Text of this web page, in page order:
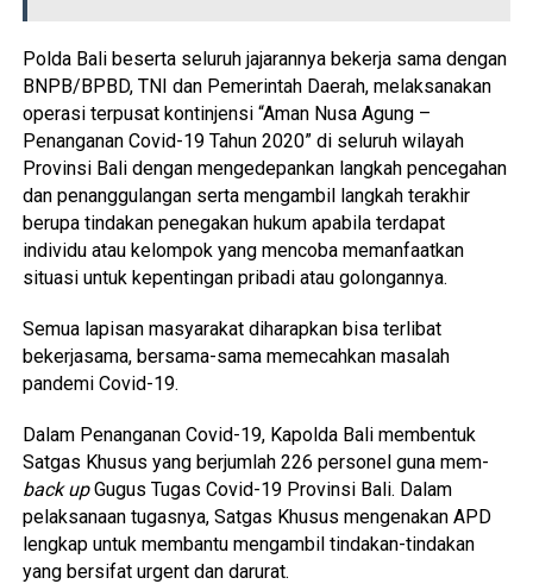
Polda Bali beserta seluruh jajarannya bekerja sama dengan
BNPB/BPBD, TNI dan Pemerintah Daerah, melaksanakan
operasi terpusat kontinjensi “Aman Nusa Agung –
Penanganan Covid-19 Tahun 2020” di seluruh wilayah
Provinsi Bali dengan mengedepankan langkah pencegahan
dan penanggulangan serta mengambil langkah terakhir
berupa tindakan penegakan hukum apabila terdapat
individu atau kelompok yang mencoba memanfaatkan
situasi untuk kepentingan pribadi atau golongannya.
Semua lapisan masyarakat diharapkan bisa terlibat
bekerjasama, bersama-sama memecahkan masalah
pandemi Covid-19.
Dalam Penanganan Covid-19, Kapolda Bali membentuk
Satgas Khusus yang berjumlah 226 personel guna mem-
back upGugus Tugas Covid-19 Provinsi Bali. Dalam
pelaksanaan tugasnya, Satgas Khusus mengenakan APD
lengkap untuk membantu mengambil tindakan-tindakan
yang bersifat urgent dan darurat.